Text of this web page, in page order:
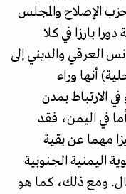
الإصلاح والمجلس
بارزا في كلا
العرقي والديني إلى
أنها وراء
الارتباط بمدن
في اليمن، فقد
مهما عن بقية
اليمنية الجنوبية
ومع ذلك، كما هو